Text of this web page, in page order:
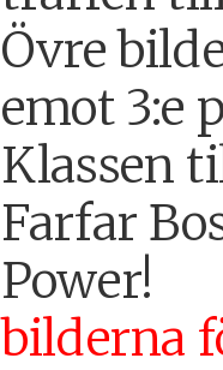
Övre
emot 3:e
Klassen
Farfar
bilderna